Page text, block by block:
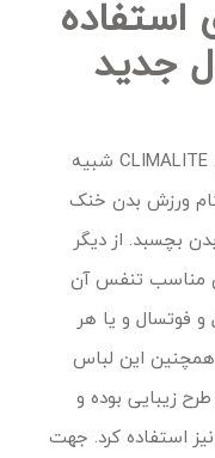
استفاده
جدید
CLIMALITE شبیه
ورزش بدن خنک
بچسبد. از دیگر
مناسب تنفس آن
فوتسال و یا هر
این لباس
زیبایی بوده و
استفاده کرد. جهت